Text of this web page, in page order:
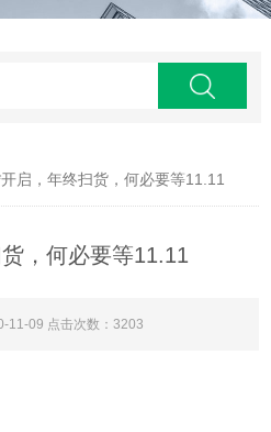
启，年终扫货，何必要等11.11
，何必要等11.11
11-09 点击次数：3203